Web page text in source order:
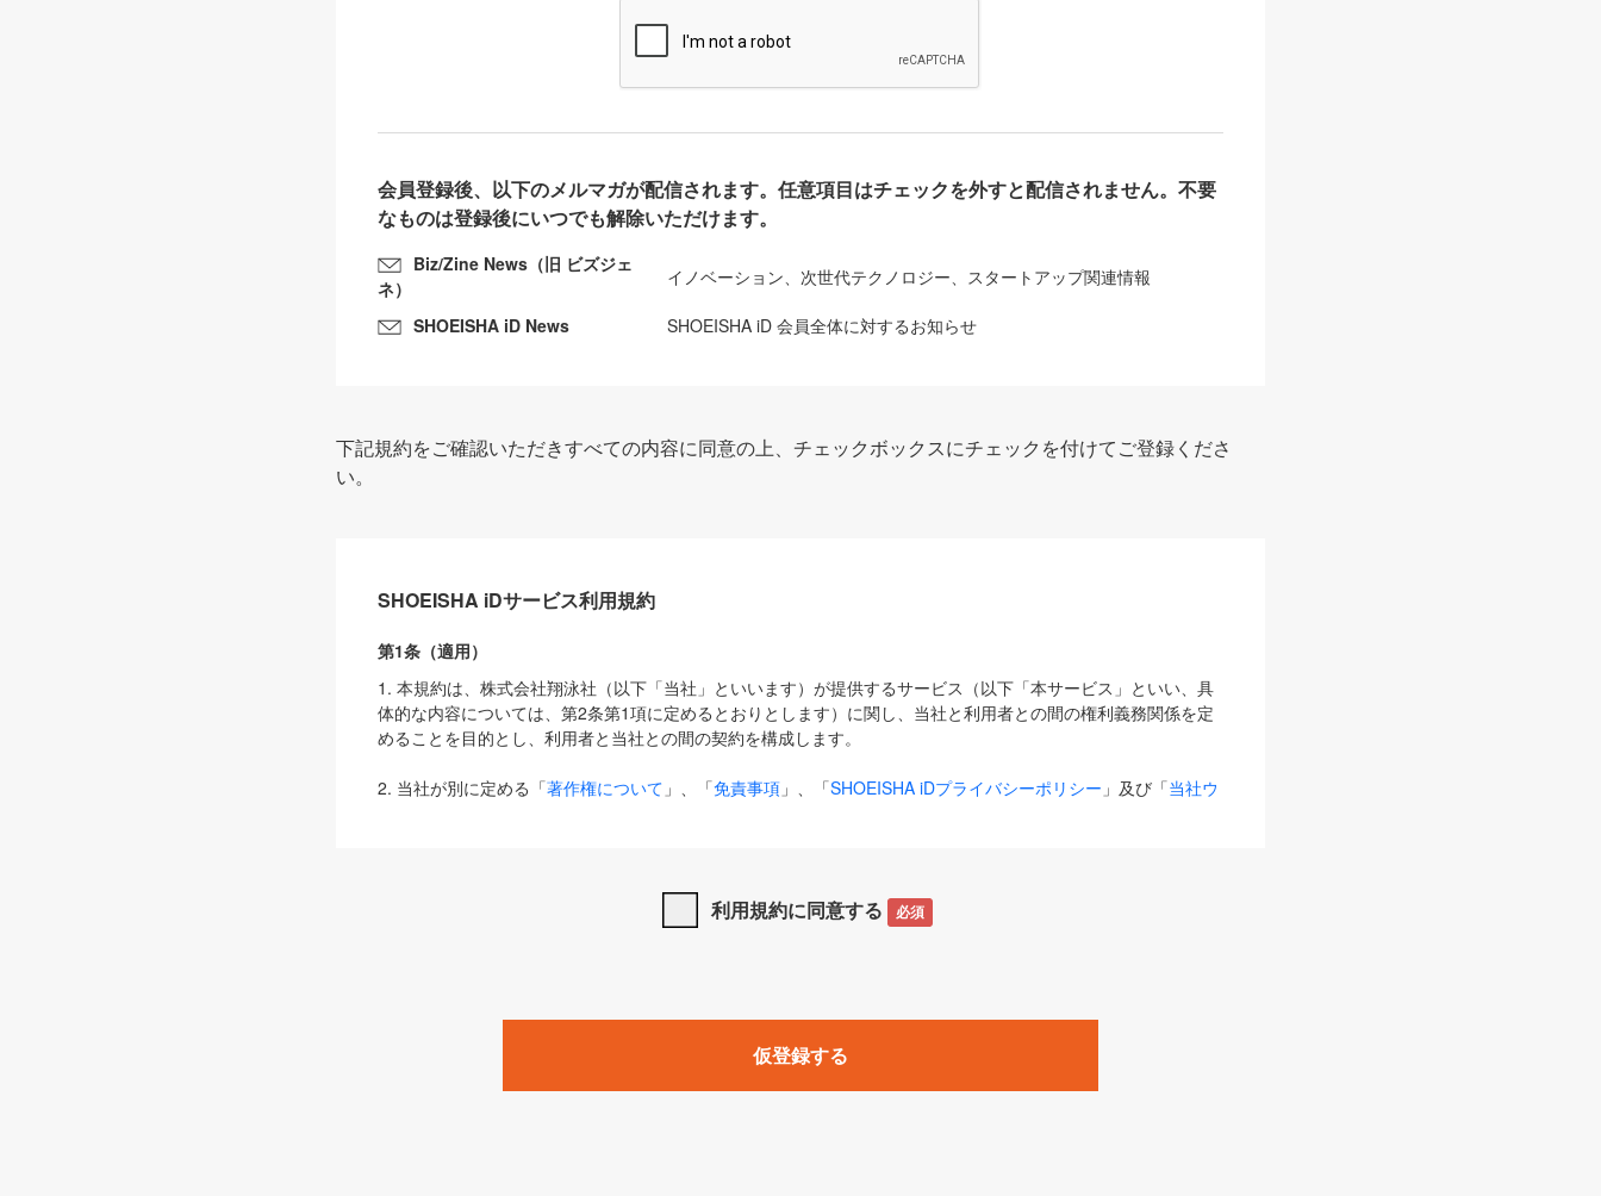
会員登録後、以下のメルマガが配信されます。任意項目はチェックを外すと配信されません。不要
なものは登録後にいつでも解除いただけます。
Biz/Zine News（旧 ビズジェ
ネ）
イノベーション、次世代テクノロジー、スタートアップ関連情報
SHOEISHA iD News SHOEISHA iD 会員全体に対するお知らせ
下記規約をご確認いただきすべての内容に同意の上、チェックボックスにチェックを付けてご登録くださ
い。
SHOEISHA iDサービス利用規約
第1条（適用）
1. 本規約は、株式会社翔泳社（以下「当社」といいます）が提供するサービス（以下「本サービス」といい、具
体的な内容については、第2条第1項に定めるとおりとします）に関し、当社と利用者との間の権利義務関係を定
めることを目的とし、利用者と当社との間の契約を構成します。
2. 当社が別に定める「著作権について 」、「免責事項 」、「SHOEISHA iDプライバシーポリシー 」及び「当社ウ
は、本規約の規定が優先して適用されるものとします。
1. 「本サービス」とは、当社が提供する以下のサービス（名称や内容が変更された場合、変更後のサービスを含
みます）及びこれらサービスに関連して当社が実施するイベントやキャンペーンをいいます。
「SEBook」「SEShop」「CodeZine」「MarkeZine」「EnterpriseZine」「ECzine」「Biz/Zine」「HRzine」
利用規約に同意する 必須
仮登録する